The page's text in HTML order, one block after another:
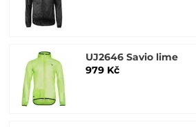
UJ2646 Savio lime
979 Kč